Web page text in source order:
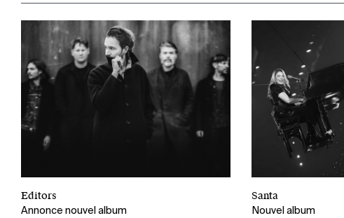
Editors
Annonce nouvel album
Santa
Nouvel album